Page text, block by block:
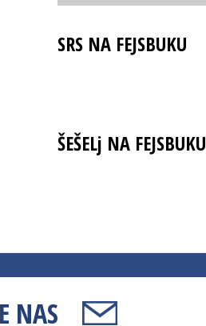
SRS NA FEJSBUKU
ŠEŠELj NA FEJSBUKU
NAS